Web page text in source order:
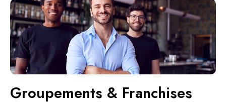
Groupements & Franchises